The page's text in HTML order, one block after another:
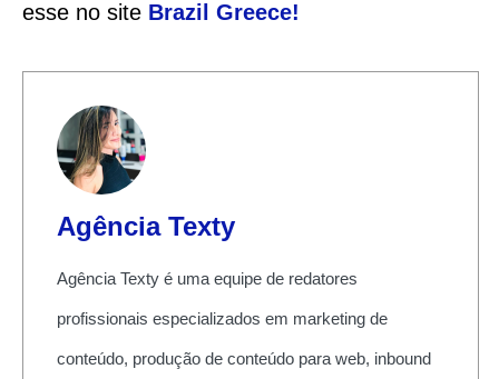
esse no site Brazil Greece!
Agência Texty
Agência Texty é uma equipe de redatores
profissionais especializados em marketing de
conteúdo, produção de conteúdo para web, inbound